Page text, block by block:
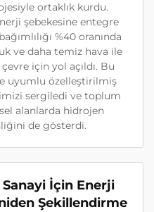
ortaklık kurdu.
şebekesine entegre
%40 oranında
ve daha temiz hava ile
için yol açıldı. Bu
uyumlu özelleştirilmiş
sergiledi ve toplum
alanlarda hidrojen
de gösterdi.
İçin Enerji
Şekillendirme